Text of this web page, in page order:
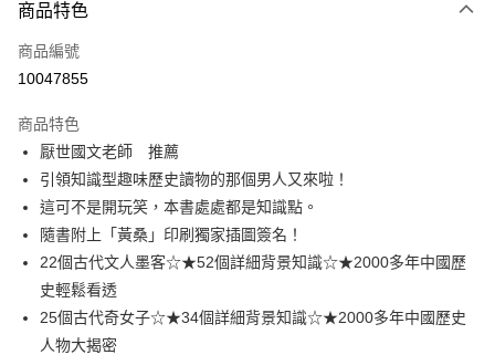
信用卡一次付款
運送方式
付款後全家取貨
每筆NT$60，滿NT$499(含以上)免運費
付款後7-11取貨
每筆NT$60，滿NT$499(含以上)免運費
宅配
每筆NT$100，滿NT$499(含以上)免運費
商品特色
商品編號
10047855
商品特色
厭世國文老師 推薦
引領知識型趣味歷史讀物的那個男人又來啦！
這可不是開玩笑，本書處處都是知識點。
隨書附上「黃桑」印刷獨家插圖簽名！
22個古代文人墨客☆★52個詳細背景知識☆★2000多年中國歷
史輕鬆看透
25個古代奇女子☆★34個詳細背景知識☆★2000多年中國歷史
人物大揭密